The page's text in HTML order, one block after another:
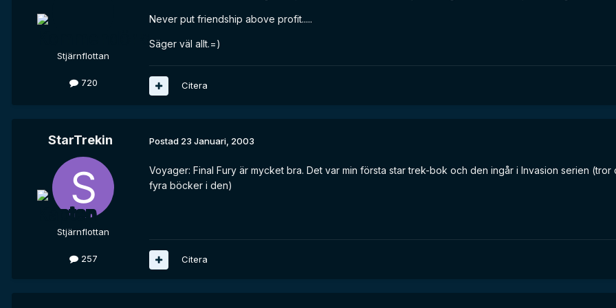
Stjärnflottan
720
Never put friendship above profit.....
Säger väl allt.=)
Citera
StarTrekin
Stjärnflottan
257
Postad 23 Januari, 2003
Voyager: Final Fury är mycket bra. Det var min första star trek-bok och den ingår i Invasion serien (tror
fyra böcker i den)
Citera